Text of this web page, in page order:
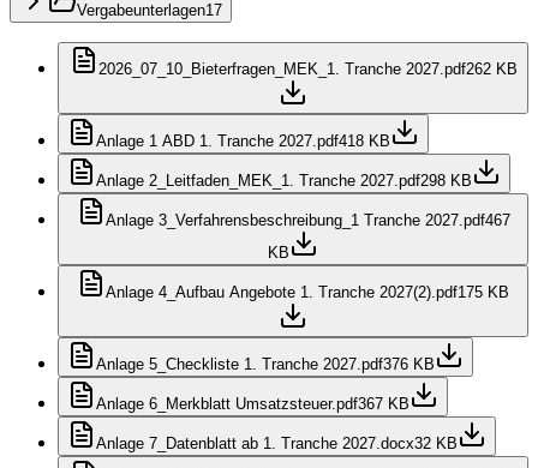
Vergabeunterlagen17
2026_07_10_Bieterfragen_MEK_1. Tranche 2027.pdf262 KB
Anlage 1 ABD 1. Tranche 2027.pdf418 KB
Anlage 2_Leitfaden_MEK_1. Tranche 2027.pdf298 KB
Anlage 3_Verfahrensbeschreibung_1 Tranche 2027.pdf467
KB
Anlage 4_Aufbau Angebote 1. Tranche 2027(2).pdf175 KB
Anlage 5_Checkliste 1. Tranche 2027.pdf376 KB
Anlage 6_Merkblatt Umsatzsteuer.pdf367 KB
Anlage 7_Datenblatt ab 1. Tranche 2027.docx32 KB